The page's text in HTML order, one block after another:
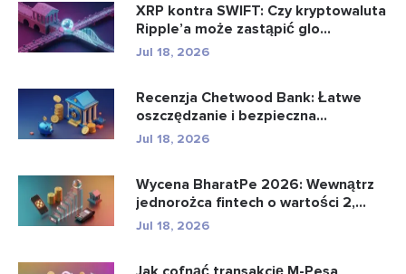
XRP kontra SWIFT: Czy kryptowaluta
Ripple’a może zastąpić glo...
Jul 18, 2026
Recenzja Chetwood Bank: Łatwe
oszczędzanie i bezpieczna
bankowo�...
Jul 18, 2026
Wycena BharatPe 2026: Wewnątrz
jednorożca fintech o wartości 2,...
Jul 18, 2026